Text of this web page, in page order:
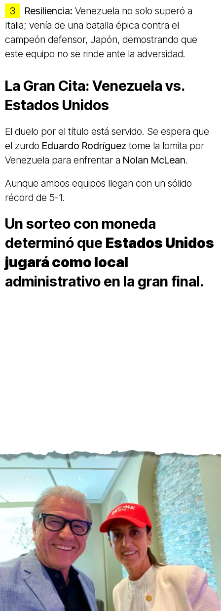
Resiliencia: Venezuela no solo superó a
Italia; venía de una batalla épica contra el
campeón defensor, Japón, demostrando que
este equipo no se rinde ante la adversidad.
La Gran Cita: Venezuela vs.
Estados Unidos
El duelo por el título está servido. Se espera que
el zurdo Eduardo Rodríguez tome la lomita por
Venezuela para enfrentar a Nolan McLean.
Aunque ambos equipos llegan con un sólido
récord de 5-1.
Un sorteo con moneda
determinó que Estados Unidos
jugará como local
administrativo en la gran final.